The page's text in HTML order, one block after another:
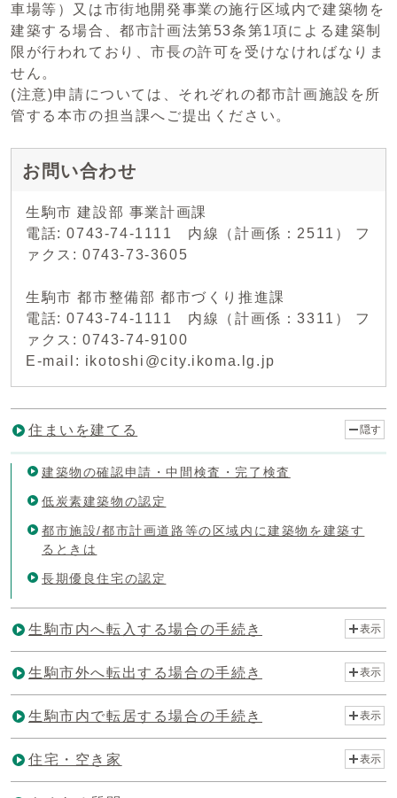
車場等）又は市街地開発事業の施行区域内で建築物を
建築する場合、都市計画法第53条第1項による建築制
限が行われており、市長の許可を受けなければなりま
せん。
(注意)申請については、それぞれの都市計画施設を所
管する本市の担当課へご提出ください。
お問い合わせ
生駒市 建設部 事業計画課
電話: 0743-74-1111 内線（計画係：2511） フ
ァクス: 0743-73-3605
生駒市 都市整備部 都市づくり推進課
電話: 0743-74-1111 内線（計画係：3311） フ
ァクス: 0743-74-9100
E-mail: ikotoshi@city.ikoma.lg.jp
住まいを建てる 隠す
建築物の確認申請・中間検査・完了検査
低炭素建築物の認定
都市施設/都市計画道路等の区域内に建築物を建築す
るときは
長期優良住宅の認定
生駒市内へ転入する場合の手続き 表示
生駒市外へ転出する場合の手続き 表示
生駒市内で転居する場合の手続き 表示
住宅・空き家 表示